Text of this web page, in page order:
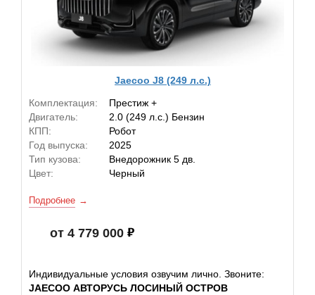
Jaecoo J8 (249 л.с.)
Комплектация:
Престиж +
Двигатель:
2.0 (249 л.с.) Бензин
КПП:
Робот
Год выпуска:
2025
Тип кузова:
Внедорожник 5 дв.
Цвет:
Черный
Подробнее
от 4 779 000
Индивидуальные условия озвучим лично. Звоните:
JAECOO АВТОРУСЬ ЛОСИНЫЙ ОСТРОВ